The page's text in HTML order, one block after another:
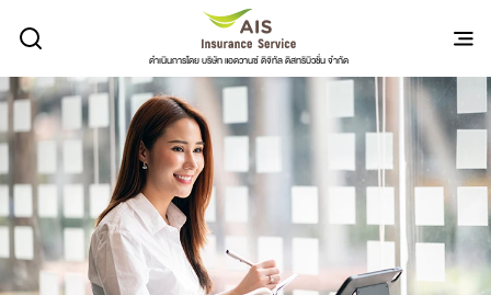
ดำเนินการโดย บริษัท แอดวานซ์ ดิจิทัล ดิสทริบิวชั่น จำกัด